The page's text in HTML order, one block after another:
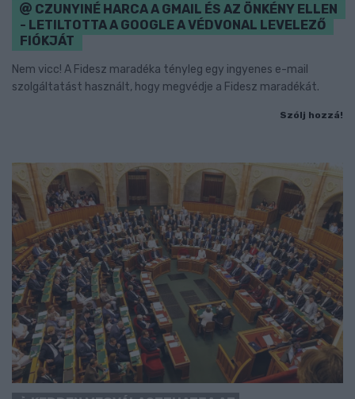
CZUNYINÉ HARCA A GMAIL ÉS AZ ÖNKÉNY ELLEN
- LETILTOTTA A GOOGLE A VÉDVONAL LEVELEZŐ
FIÓKJÁT
Nem vicc! A Fidesz maradéka tényleg egy ingyenes e-mail
szolgáltatást használt, hogy megvédje a Fidesz maradékát.
Szólj hozzá!